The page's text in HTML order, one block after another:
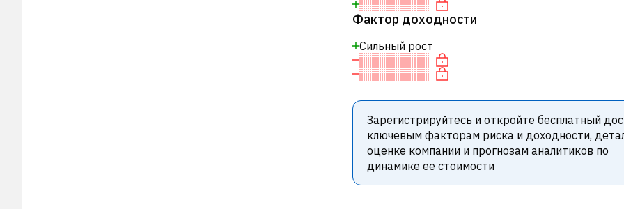
Фактор доходности
Сильный рост
Зарегистрируйтесь и откройте бесплатный
ключевым факторам риска и доходности,
оценке компании и прогнозам аналитиков по
динамике ее стоимости